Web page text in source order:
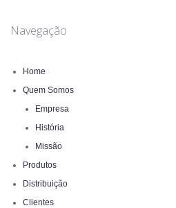
Navegação
Home
Quem Somos
Empresa
História
Missão
Produtos
Distribuição
Clientes